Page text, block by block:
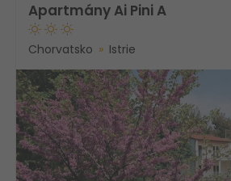
Apartmány Ai Pini A
Chorvatsko Istrie